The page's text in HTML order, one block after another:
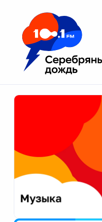
Москва 100.1 FM
Апатиты
Екатеринбург
Калининград
Калуга